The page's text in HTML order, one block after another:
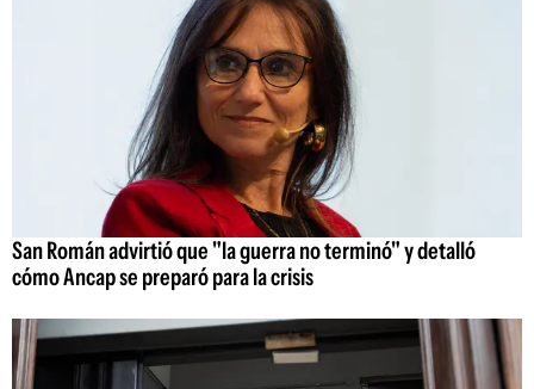
San Román advirtió que "la guerra no terminó" y detalló
cómo Ancap se preparó para la crisis